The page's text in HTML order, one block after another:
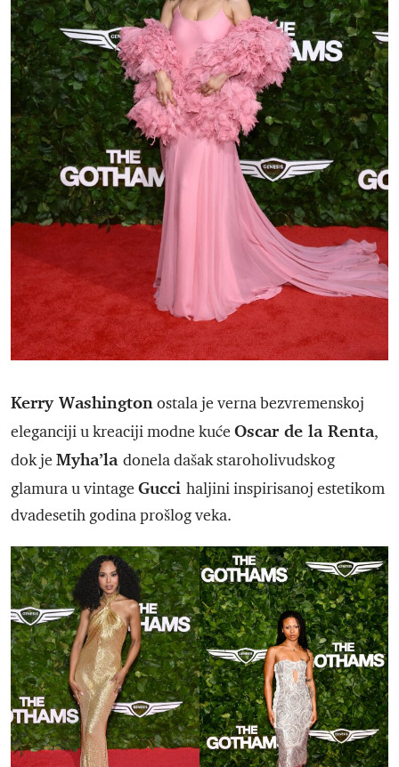
Kerry Washingtonostala je verna bezvremenskoj
eleganciji u kreaciji modne kuće Oscar de la Renta,
dok je Myha’la donela dašak staroholivudskog
glamura u vintage Gucci haljini inspirisanoj estetikom
dvadesetih godina prošlog veka.